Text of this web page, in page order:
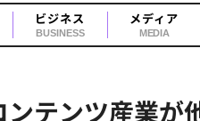
ビジネス
BUSINESS
メディア
MEDIA
ンテンツ産業